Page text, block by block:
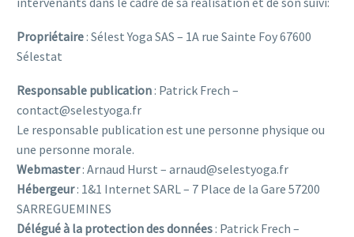
Propriétaire : Sélest Yoga SAS – 1A rue Sainte Foy 67600
Sélestat
Responsable publication : Patrick Frech –
contact@selestyoga.fr
Le responsable publication est une personne physique ou
une personne morale.
Webmaster: Arnaud Hurst – arnaud@selestyoga.fr
Hébergeur: 1&1 Internet SARL – 7 Place de la Gare 57200
SARREGUEMINES
Délégué à la protection des données : Patrick Frech –